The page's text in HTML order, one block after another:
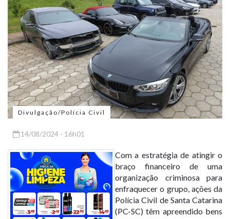
Divulgação/Polícia Civil
14/08/2024 - 16h01
Com a estratégia de atingir o
braço financeiro de uma
organização criminosa para
enfraquecer o grupo, ações da
Polícia Civil de Santa Catarina
(PC-SC) têm apreendido bens